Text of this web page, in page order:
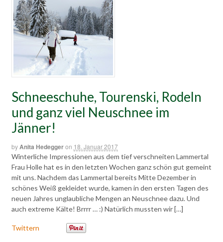
Schneeschuhe, Tourenski, Rodeln
und ganz viel Neuschnee im
Jänner!
byAnita Hedeggeron 18. Januar 2017
Winterliche Impressionen aus dem tief verschneiten Lammertal
Frau Holle hat es in den letzten Wochen ganz schön gut gemeint
mit uns. Nachdem das Lammertal bereits Mitte Dezember in
schönes Weiß gekleidet wurde, kamen in den ersten Tagen des
neuen Jahres unglaubliche Mengen an Neuschnee dazu. Und
auch extreme Kälte! Brrrr … :) Natürlich mussten wir […]
Twittern